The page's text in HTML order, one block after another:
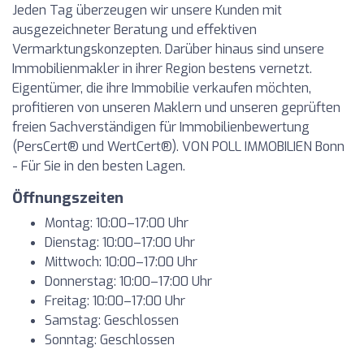
Jeden Tag überzeugen wir unsere Kunden mit
ausgezeichneter Beratung und effektiven
Vermarktungskonzepten. Darüber hinaus sind unsere
Immobilienmakler in ihrer Region bestens vernetzt.
Eigentümer, die ihre Immobilie verkaufen möchten,
profitieren von unseren Maklern und unseren geprüften
freien Sachverständigen für Immobilienbewertung
(PersCert® und WertCert®). VON POLL IMMOBILIEN Bonn
- Für Sie in den besten Lagen.
Öffnungszeiten
Montag: 10:00–17:00 Uhr
Dienstag: 10:00–17:00 Uhr
Mittwoch: 10:00–17:00 Uhr
Donnerstag: 10:00–17:00 Uhr
Freitag: 10:00–17:00 Uhr
Samstag: Geschlossen
Sonntag: Geschlossen